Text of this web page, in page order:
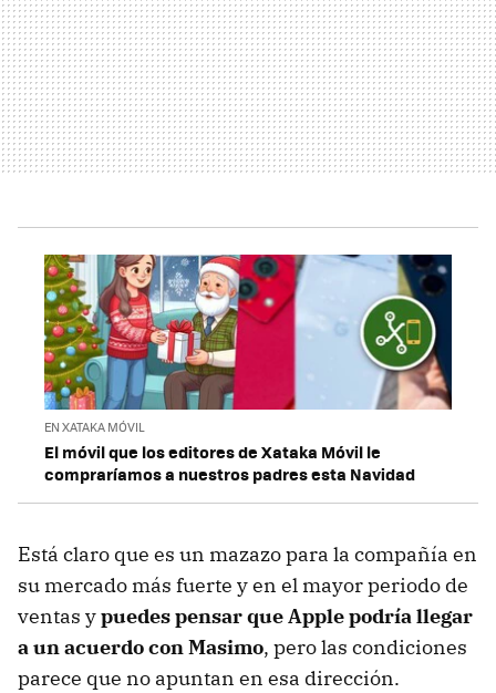
EN XATAKA MÓVIL
El móvil que los editores de Xataka Móvil le
compraríamos a nuestros padres esta Navidad
Está claro que es un mazazo para la compañía en
su mercado más fuerte y en el mayor periodo de
ventas ypuedes pensar que Apple podría llegar
a un acuerdo con Masimo, pero las condiciones
parece que no apuntan en esa dirección.